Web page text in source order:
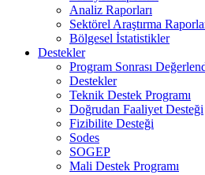
Analiz Raporları
Sektörel Araştırma
Bölgesel İstatistikler
Destekler
Program Sonrası
Destekler
Teknik Destek Programı
Doğrudan Faaliyet Desteği
Fizibilite Desteği
Sodes
SOGEP
Mali Destek Programı